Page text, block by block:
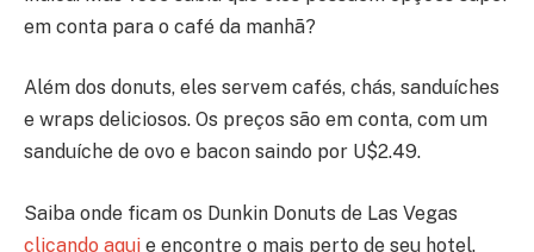
em conta para o café da manhã?
Além dos donuts, eles servem cafés, chás, sanduíches
e wraps deliciosos. Os preços são em conta, com um
sanduíche de ovo e bacon saindo por U$2.49.
Saiba onde ficam os Dunkin Donuts de Las Vegas
clicando aqui e encontre o mais perto de seu hotel.